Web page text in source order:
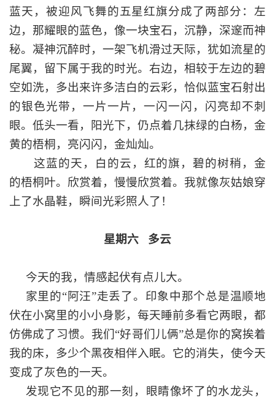
蓝天，被迎风飞舞的五星红旗分成了两部分：左
边，那耀眼的蓝色，像一块宝石，沉静，深邃而神
秘。凝神沉醉时，一架飞机滑过天际，犹如流星的
尾翼，留下属于我的时光。右边，相较于左边的碧
空如洗，多出来许多洁白的云彩，恰似蓝宝石射出
的银色光带，一片一片，一闪一闪，闪亮却不刺
眼。低头一看，阳光下，仍点着几抹绿的白杨，金
黄的梧桐，亮闪闪，金灿灿。
这蓝的天，白的云，红的旗，碧的树稍，金
的梧桐叶。欣赏着，慢慢欣赏着。我就像灰姑娘穿
上了水晶鞋，瞬间光彩照人了！
星期六 多云
今天的我，情感起伏有点儿大。
家里的“阿汪”走丢了。印象中那个总是温顺地
伏在小窝里的小小身影，每天睡前多看它两眼，都
仿佛成了习惯。我们“好哥们儿俩”总是你的窝挨着
我的床，多少个黑夜相伴入眠。它的消失，使今天
变成了灰色的一天。
发现它不见的那一刻，眼睛像坏了的水龙头，